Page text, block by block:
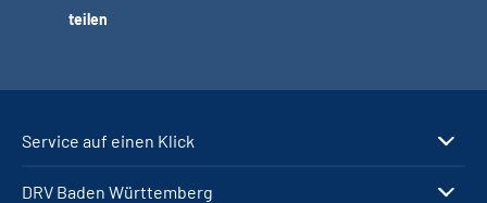
teilen
Service auf einen Klick
DRV Baden Württemberg